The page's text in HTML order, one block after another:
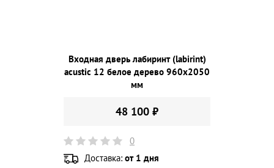
Входная дверь лабиринт (labirint)
acustic 12 белое дерево 960х2050
мм
48 100 ₽
0
Доставка: от 1 дня